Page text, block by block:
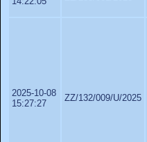
2025-10-08
15:27:27
ZZ/132/009/U/2025